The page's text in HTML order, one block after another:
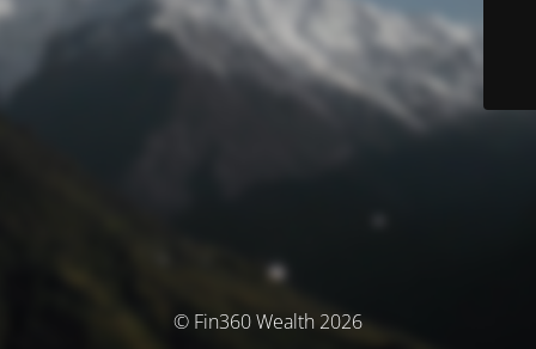
© Fin360 Wealth 2026